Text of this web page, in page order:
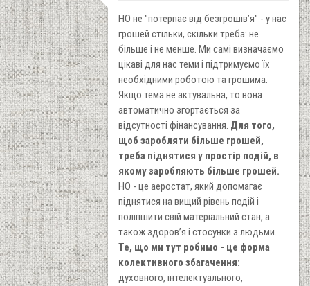
НО не "потерпає від безгрошів’я" - у нас
грошей стільки, скільки треба: не
більше і не менше. Ми самі визначаємо
цікаві для нас теми і підтримуємо їх
необхідними роботою та грошима.
Якщо тема не актувальна, то вона
автоматично згортається за
відсутності фінансування. Для того,
щоб заробляти більше грошей,
треба піднятися у простір подій, в
якому заробляють більше грошей.
НО - це аеростат, який допомагає
піднятися на вищий рівень подій і
поліпшити свій матеріальний стан, а
також здоров’я і стосунки з людьми.
Те, що ми тут робимо - це форма
колективного збагачення:
духовного, інтелектуального,